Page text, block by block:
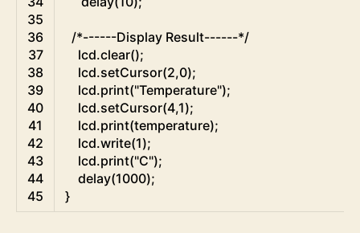
35
36
37
38
39
40
41
42
43
44
45
/*------Display Result------*/
lcd.clear();
lcd.setCursor(2,0);
lcd.print("Temperature");
lcd.setCursor(4,1);
lcd.print(temperature);
lcd.write(1);
lcd.print("C");
delay(1000);
}